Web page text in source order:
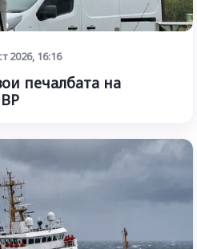
2026, 16:16
печалбата на